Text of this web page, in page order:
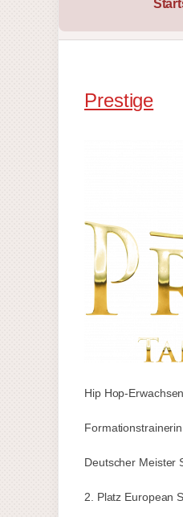
Prestige
Hip Hop-
Deutscher Meister
2. Platz European